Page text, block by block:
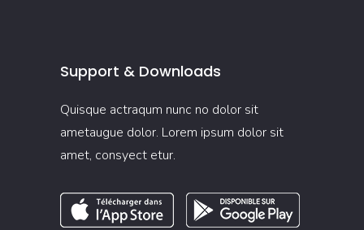
Support & Downloads
Quisque actraqum nunc no dolor sit
ametaugue dolor. Lorem ipsum dolor sit
amet, consyect etur.